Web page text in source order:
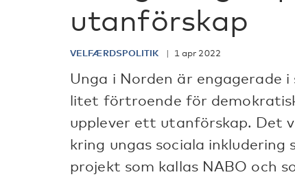
utanförskap
VELFÆRDSPOLITIK 1 apr 2022
Unga i Norden är engagerade
litet förtroende för
upplever ett utanförskap. Det
kring ungas sociala
projekt som kallas NABO och